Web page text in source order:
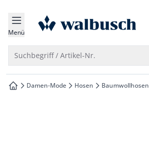
springen
springen
springen
springen
Menü zur Startseite
Suchbegriff / Artikel-Nr.
zur Startseite
Damen-Mode Hosen Baumwollhosen